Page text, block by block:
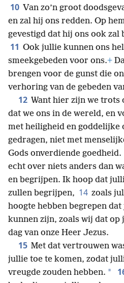
10 Van zo’n groot
en zal hij ons redden. Op
gevestigd dat hij ons ook zal
11 Ook jullie kunnen ons
smeekgebeden voor ons.+
brengen voor de gunst die
verhoring van de gebeden
12 Want hier zijn we trots
dat we ons in de wereld, en
met heiligheid en goddelijke
gedragen, niet met
Gods onverdiende goedheid.
echt over niets anders dan
en begrijpen. Ik hoop dat
zullen begrijpen, 14 zoals
hoogte hebben begrepen
kunnen zijn, zoals wij dat op
dag van onze Heer Jezus.
15 Met dat vertrouwen
jullie toe te komen, zodat
vreugde zouden hebben. *